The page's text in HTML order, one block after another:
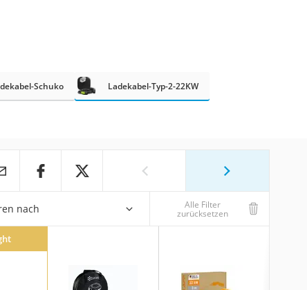
Schuko Ladekabel-Typ-2-22KW
nach Alle Filter
zurücksetzen